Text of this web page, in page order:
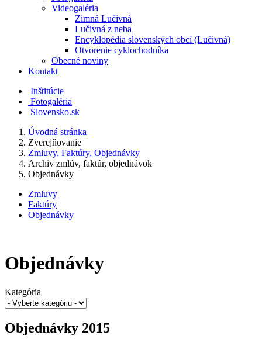
Videogaléria
Zimná Lučivná
Lučivná z neba
Encyklopédia slovenských obcí (Lučivná)
Otvorenie cyklochodníka
Obecné noviny
Kontakt
Inštitúcie
Fotogaléria
Slovensko.sk
Úvodná stránka
Zverejňovanie
Zmluvy, Faktúry, Objednávky
Archiv zmlúv, faktúr, objednávok
Objednávky
Zmluvy
Faktúry
Objednávky
Objednávky
Kategória
Objednávky 2015